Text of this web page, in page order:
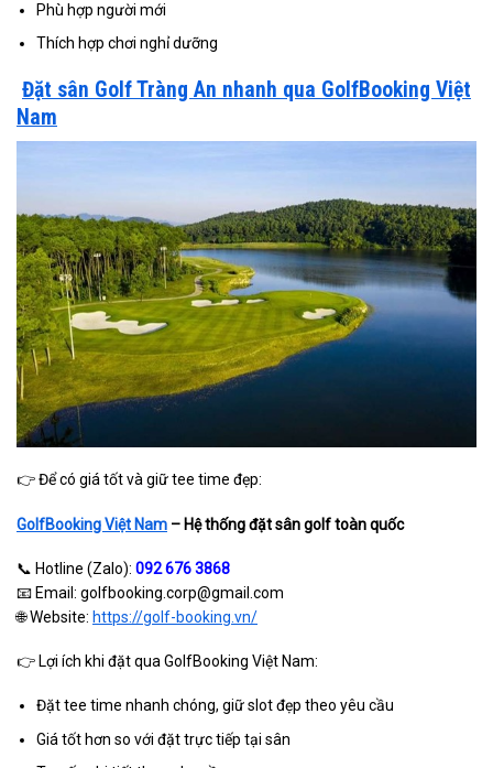
Phù hợp người mới
Thích hợp chơi nghỉ dưỡng
Đặt sân Golf Tràng An nhanh qua GolfBooking Việt
Nam
👉 Để có giá tốt và giữ tee time đẹp:
GolfBooking Việt Nam – Hệ thống đặt sân golf toàn quốc
📞 Hotline (Zalo): 092 676 3868
📧 Email: golfbooking.corp@gmail.com
🌐 Website: https://golf-booking.vn/
👉 Lợi ích khi đặt qua GolfBooking Việt Nam:
Đặt tee time nhanh chóng, giữ slot đẹp theo yêu cầu
Giá tốt hơn so với đặt trực tiếp tại sân